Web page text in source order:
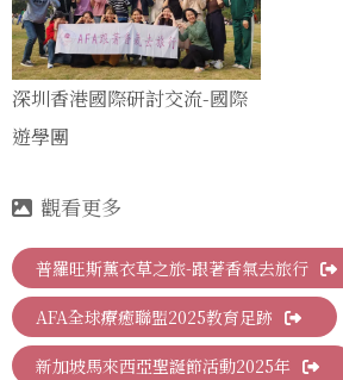
深圳香港國際研討交流-國際
遊學團
普羅旺斯薰衣草之旅-跟著香氣去旅行
AFA全球療癒聯盟2025教育足跡
新加坡馬來西亞聖誕節活動2025年